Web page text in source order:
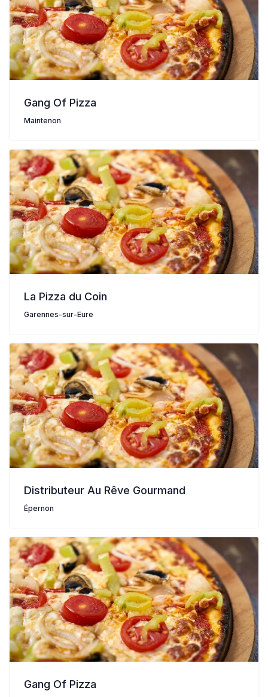
Gang Of Pizza
Maintenon
La Pizza du Coin
Garennes-sur-Eure
Distributeur Au Rêve Gourmand
Épernon
Gang Of Pizza